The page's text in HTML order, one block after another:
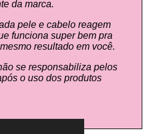
da marca.
pele e cabelo reagem
funciona super bem pra
resultado em você.
se responsabiliza pelos
o uso dos produtos